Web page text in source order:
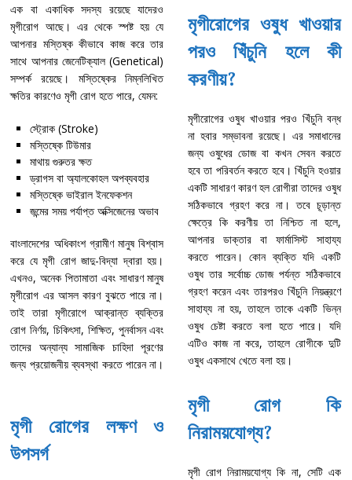
এক বা একাধিক সদস্য রয়েছে যাদেরও
মৃগীরোগ আছে। এর থেকে স্পষ্ট হয় যে
আপনার মস্তিষ্ক কীভাবে কাজ করে তার
সাথে আপনার জেনেটিক্যাল (Genetical)
সম্পর্ক রয়েছে। মস্তিষ্কের নিম্নলিখিত
ক্ষতির কারণেও মৃগী রোগ হতে পারে, যেমন:
স্ট্রোক (Stroke)
মস্তিষ্কে টিউমার
মাথায় গুরুতর ক্ষত
ড্রাগস বা অ্যালকোহল অপব্যবহার
মস্তিষ্কে ভাইরাল ইনফেকশন
জন্মের সময় পর্যাপ্ত অক্সিজেনের অভাব
বাংলাদেশের অধিকাংশ গ্রামীণ মানুষ বিশ্বাস
করে যে মৃগী রোগ জাদু-বিদ্যা দ্বারা হয়।
এখনও, অনেক পিতামাতা এবং সাধারণ মানুষ
মৃগীরোগ এর আসল কারণ বুঝতে পারে না।
তাই তারা মৃগীরোগে আক্রান্ত ব্যক্তির
রোগ নির্ণয়, চিকিৎসা, শিক্ষিত, পুনর্বাসন এবং
তাদের অন্যান্য সামাজিক চাহিদা পূরণের
জন্য প্রয়োজনীয় ব্যবস্থা করতে পারেন না।
মৃগী রোগের লক্ষণ ও
উপসর্গ
মৃগীরোগের ওষুধ খাওয়ার
পরও খিঁচুনি হলে কী
করণীয়?
মৃগীরোগের ওষুধ খাওয়ার পরও খিঁচুনি বন্ধ
না হবার সম্ভাবনা রয়েছে। এর সমাধানের
জন্য ওষুধের ডোজ বা কখন সেবন করতে
হবে তা পরিবর্তন করতে হবে। খিঁচুনি হওয়ার
একটি সাধারণ কারণ হল রোগীরা তাদের ওষুধ
সঠিকভাবে গ্রহণ করে না। তবে চূড়ান্ত
ক্ষেত্রে কি করণীয় তা নিশ্চিত না হলে,
আপনার ডাক্তার বা ফার্মাসিস্ট সাহায্য
করতে পারেন। কোন ব্যক্তি যদি একটি
ওষুধ তার সর্বোচ্চ ডোজ পর্যন্ত সঠিকভাবে
গ্রহণ করেন এবং তারপরও খিঁচুনি নিয়ন্ত্রণে
সাহায্য না হয়, তাহলে তাকে একটি ভিন্ন
ওষুধ চেষ্টা করতে বলা হতে পারে। যদি
এটিও কাজ না করে, তাহলে রোগীকে দুটি
ওষুধ একসাথে খেতে বলা হয়।
মৃগী রোগ কি
নিরাময়যোগ্য?
মৃগী রোগ নিরাময়যোগ্য কি না, সেটি এক